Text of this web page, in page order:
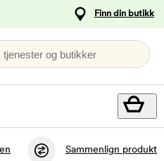
Finn din butikk
og butikker
Sammenlign produkt